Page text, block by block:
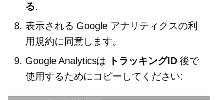
る.
表示される Google アナリティクスの利
用規約に同意します。
Google Analyticsは
トラッキングID後で
使用するためにコピーしてください: